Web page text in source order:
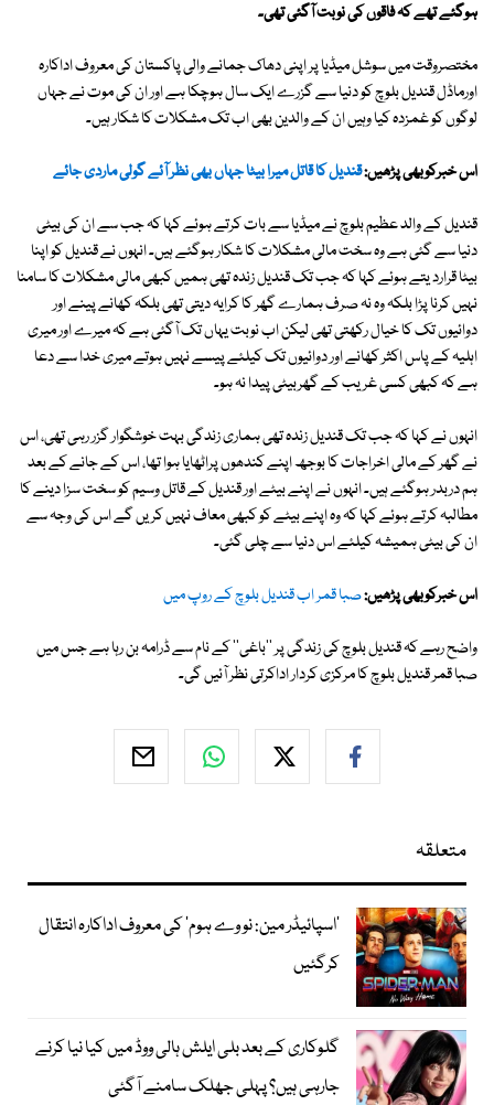
ہوگئے تھے کہ فاقوں کی نوبت آگئی تھی۔
مختصروقت میں سوشل میڈیا پر اپنی دھاک جمانے والی پاکستان کی معروف اداکارہ
اورماڈل قندیل بلوچ کو دنیا سے گزرے ایک سال ہوچکا ہے اور ان کی موت نے جہاں
لوگوں کو غمزدہ کیا وہیں ان کے والدین بھی اب تک مشکلات کا شکار ہیں۔
اس خبرکوبھی پڑھیں:قندیل کا قاتل میرا بیٹا جہاں بھی نظر آئے گولی ماردی جائے
قندیل کے والد عظیم بلوچ نے میڈیا سے بات کرتے ہوئے کہا کہ جب سے ان کی بیٹی
دنیا سے گئی ہے وہ سخت مالی مشکلات کا شکار ہوگئے ہیں۔ انہوں نے قندیل کو اپنا
بیٹا قرارد یتے ہوئے کہا کہ جب تک قندیل زندہ تھی ہمیں کبھی مالی مشکلات کا سامنا
نہیں کرنا پڑا بلکہ وہ نہ صرف ہمارے گھر کا کرایہ دیتی تھی بلکہ کھانے پینے اور
دوائیوں تک کا خیال رکھتی تھی لیکن اب نوبت یہاں تک آگئی ہے کہ میرے اور میری
اہلیہ کے پاس اکثر کھانے اور دوائیوں تک کیلئے پیسے نہیں ہوتے میری خدا سے دعا
ہے کہ کبھی کسی غریب کے گھربیٹی پیدا نہ ہو۔
انہوں نے کہا کہ جب تک قندیل زندہ تھی ہماری زندگی بہت خوشگوار گزر رہی تھی، اس
نے گھر کے مالی اخراجات کا بوجھ اپنے کندھوں پراٹھایا ہوا تھا، اس کے جانے کے بعد
ہم دربدر ہوگئے ہیں۔ انہوں نے اپنے بیٹے اور قندیل کے قاتل وسیم کو سخت سزا دینے کا
مطالبہ کرتے ہوئے کہا کہ وہ اپنے بیٹے کو کبھی معاف نہیں کریں گے اس کی وجہ سے
ان کی بیٹی ہمیشہ کیلئے اس دنیا سے چلی گئی۔
اس خبرکوبھی پڑھیں:صبا قمر اب قندیل بلوچ کے روپ میں
واضح رہے کہ قندیل بلوچ کی زندگی پر ''باغی'' کے نام سے ڈرامہ بن رہا ہے جس میں
صبا قمر قندیل بلوچ کا مرکزی کردار اداکرتی نظر آئیں گی۔
متعلقہ
’اسپائیڈر مین: نو وے ہوم‘ کی معروف اداکارہ انتقال
کرگئیں
گلوکاری کے بعد بلی ایلش ہالی ووڈ میں کیا نیا کرنے
جارہی ہیں؟ پہلی جھلک سامنے آگئی